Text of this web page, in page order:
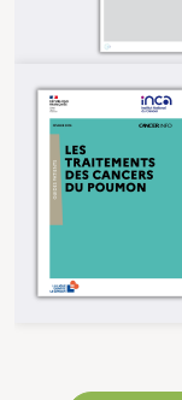
guide info
traitements
du poumon »
du Cancer)